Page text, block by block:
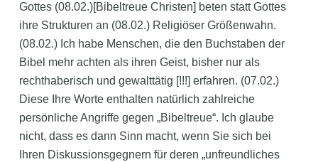
Gottes (08.02.)[Bibeltreue Christen] beten statt Gottes
ihre Strukturen an (08.02.) Religiöser Größenwahn.
(08.02.) Ich habe Menschen, die den Buchstaben der
Bibel mehr achten als ihren Geist, bisher nur als
rechthaberisch und gewalttätig [!!!] erfahren. (07.02.)
Diese Ihre Worte enthalten natürlich zahlreiche
persönliche Angriffe gegen „Bibeltreue“. Ich glaube
nicht, dass es dann Sinn macht, wenn Sie sich bei
Ihren Diskussionsgegnern für deren „unfreundliches